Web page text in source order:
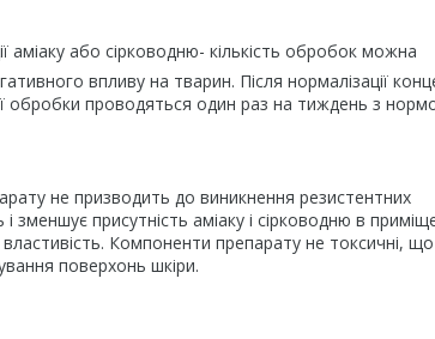
аміаку або сірководню- кількість обробок можна
впливу на тварин. Після нормалізації
обробки проводяться один раз на тиждень з
не призводить до виникнення резистентних
присутність аміаку і сірководню в
Компоненти препарату не токсичні,
поверхонь шкіри.